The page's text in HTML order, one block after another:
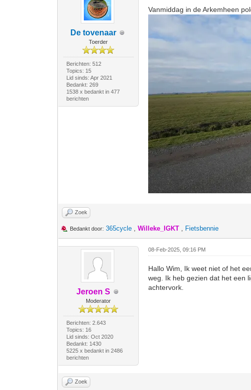
De tovenaar
Toerder
Berichten: 512
Topics: 15
Lid sinds: Apr 2021
Bedankt: 269
1538 x bedankt in 477
berichten
Vanmiddag in de Arkemheen
Zoek
Bedankt door: 365cycle ,Willeke_IGKT , Fietsbennie
Jeroen S
Moderator
Berichten: 2.643
Topics: 16
Lid sinds: Oct 2020
Bedankt: 1430
5225 x bedankt in 2486
berichten
08-Feb-2025, 09:16 PM
Hallo Wim, Ik weet niet of het
weg. Ik heb gezien dat het een
achtervork.
Zoek